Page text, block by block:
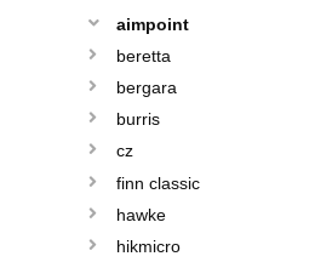
aimpoint
beretta
bergara
burris
cz
finn classic
hawke
hikmicro